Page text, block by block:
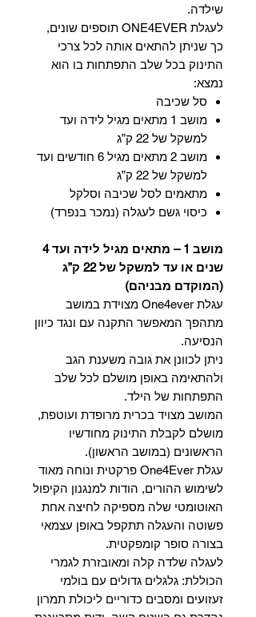
שילדה.
לעגלת ONE4EVER תוספים שונים,
כך שניתן להתאים אותה לכל צרכי
התינוק בכל שלב התפתחות בו הוא
נמצא:
סל שכיבה
מושב 1 מתאים מגיל לידה ועד
למשקל של 22 ק”ג
מושב 2 מתאים מגיל 6 חודשים ועד
למשקל של 22 ק”ג
מתאמים לסל שכיבה וסלקל
כיסוי גשם לעגלה (נמכר בנפרד)
מושב 1 – מתאים מגיל לידה ועד 4
שנים או עד למשקל של 22 ק”ג
(המוקדם מבניהם)
עגלת One4ever מצוידת במושב
מתהפך המאפשר התקנה עם ונגד כיוון
הנסיעה.
ניתן לכוונן את גובה משענת הגב
ולהתאימה באופן מושלם לכל שלב
התפתחות של הילד.
המושב מצויד בכרית מרופדת ועוטפת,
מושלם לקבלת התינוק מחודשיו
הראשונים (במושב הראשון).
עגלת One4Ever פרקטית ונוחה מאוד
לשימוש ההורים, הודות למנגנון הקיפול
האוטומטי שלה מספיקה לחיצה אחת
פשוטה והעגלה תתקפל באופן עצמאי
בצורה סופר קומפקטית.
לעגלה שלדה קלה ומאובזרת לגמרי
הכוללת: גלגלים גדולים עם בולמי
זעזועים ומסבים כדוריים ליכולת תמרון